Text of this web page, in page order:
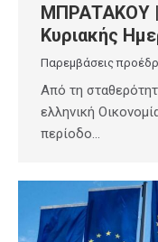
ΜΠΡΑΤΑΚΟΥ
Κυριακής
Παρεμβάσεις
Από τη
ελληνική
περίοδο…